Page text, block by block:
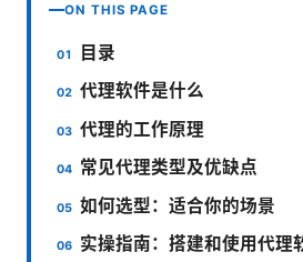
ON THIS PAGE
目录
代理软件是什么
代理的工作原理
常见代理类型及优缺点
如何选型：适合你的场景
实操指南：搭建和使用代理